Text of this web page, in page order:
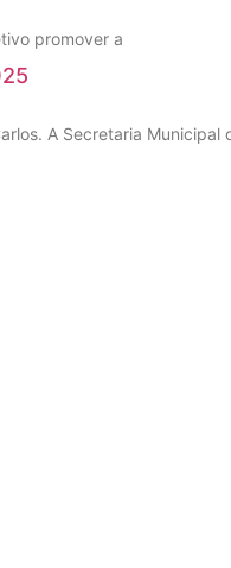
promover a
A Secretaria Municipal